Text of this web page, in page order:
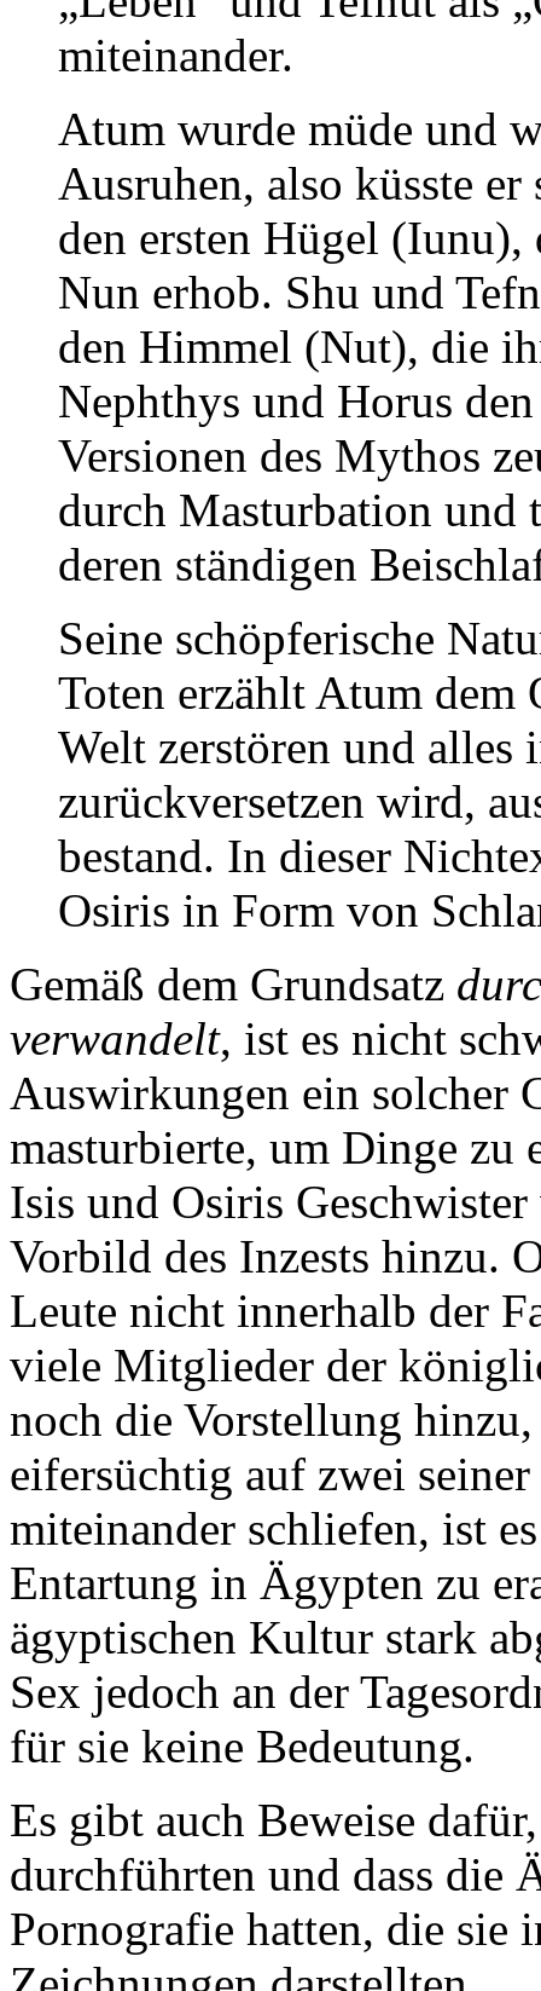
miteinander.
Atum wurde müde und
Ausruhen, also küsste
den ersten Hügel (Iunu),
Nun erhob. Shu und
den Himmel (Nut), die
Nephthys und Horus
Versionen des Mythos
durch Masturbation und
deren ständigen
Seine schöpferische
Toten erzählt Atum dem
Welt zerstören und alles
zurückversetzen wird,
bestand. In dieser
Osiris in Form von
Gemäß dem Grundsatz
verwandelt, ist es nicht
Auswirkungen ein solcher
masturbierte, um Dinge zu
Isis und Osiris
Vorbild des Inzests hinzu.
Leute nicht innerhalb der
viele Mitglieder der
noch die Vorstellung
eifersüchtig auf zwei
miteinander schliefen, ist
Entartung in Ägypten zu
ägyptischen Kultur stark
Sex jedoch an der
für sie keine Bedeutung.
Es gibt auch Beweise
durchführten und dass die
Pornografie hatten, die